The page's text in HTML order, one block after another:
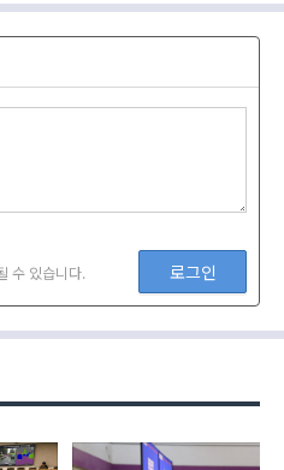
수 있습니다. 로그인